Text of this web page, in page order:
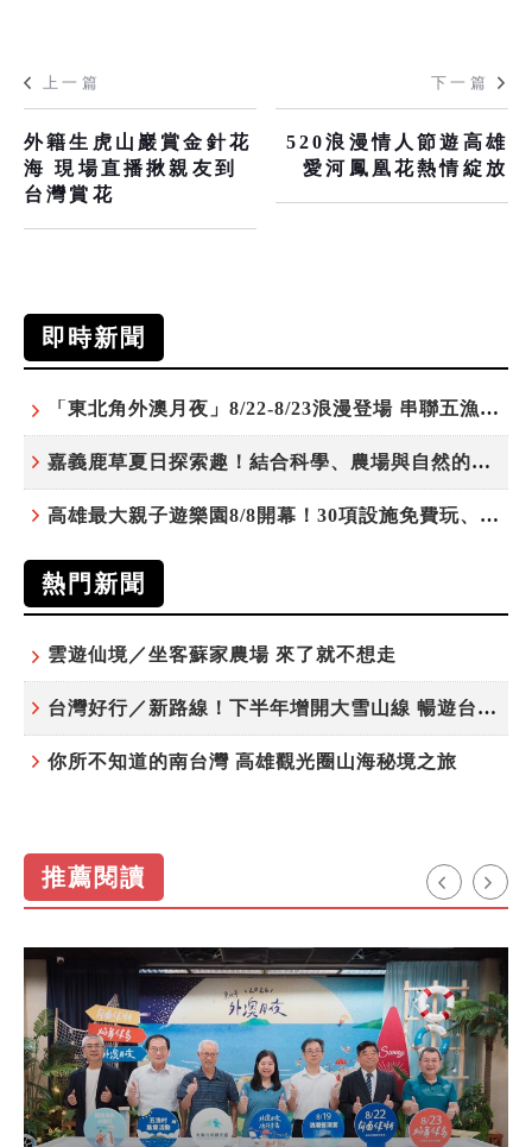
上一篇
外籍生虎山巖賞金針花
海 現場直播揪親友到
台灣賞花
下一篇
520浪漫情人節遊高雄
愛河鳳凰花熱情綻放
即時新聞
「東北角外澳月夜」8/22-8/23浪漫登場 串聯五漁村、音樂、市集、火舞與慢旅共度夏夜
嘉義鹿草夏日探索趣！結合科學、農場與自然的親子小旅行
高雄最大親子遊樂園8/8開幕！30項設施免費玩、YOYO家族嗨翻暑假
熱門新聞
雲遊仙境／坐客蘇家農場 來了就不想走
台灣好行／新路線！下半年增開大雪山線 暢遊台中更便利
你所不知道的南台灣 高雄觀光圈山海秘境之旅
推薦閱讀